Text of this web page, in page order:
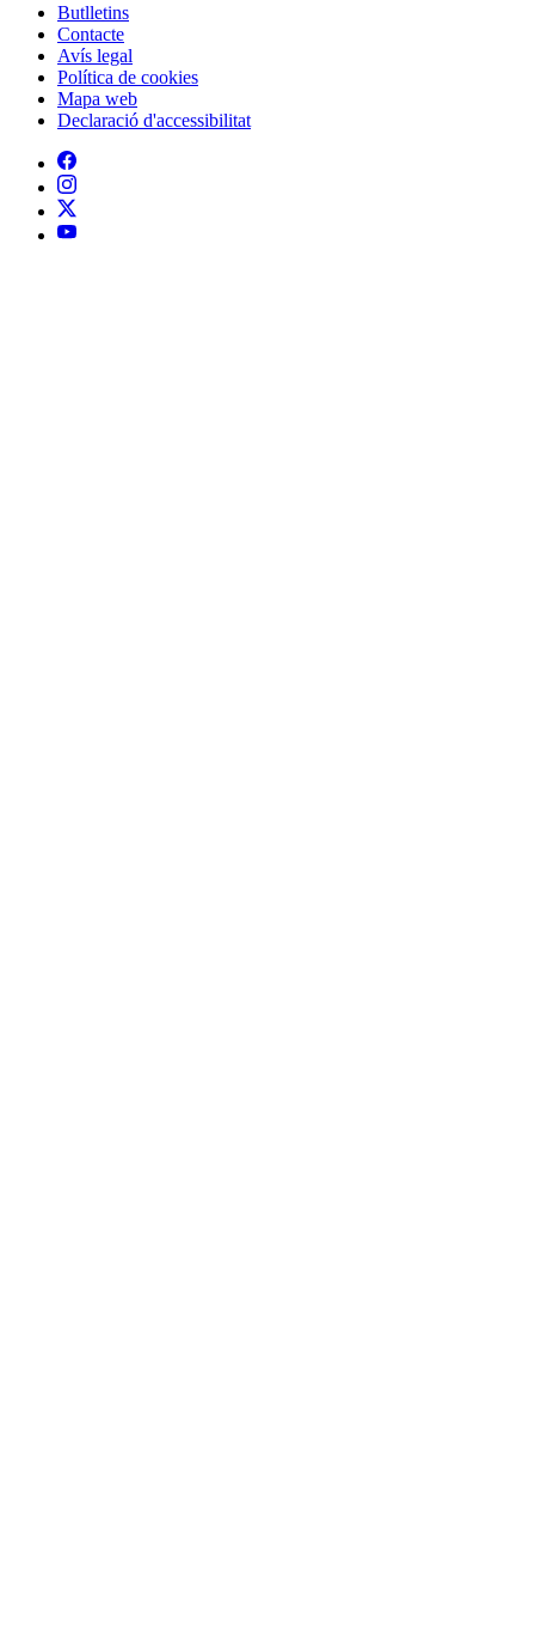
Peu
Butlletins
Contacte
Avís legal
Política de cookies
Mapa web
Declaració d'accessibilitat